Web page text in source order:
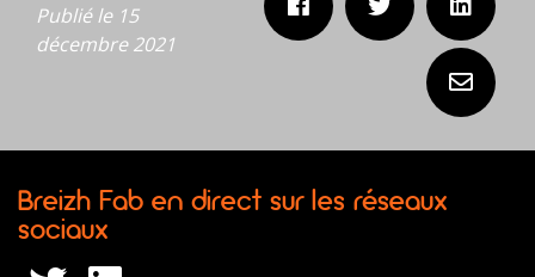
Publié le 15
décembre 2021
Breizh Fab en direct sur les réseaux
sociaux